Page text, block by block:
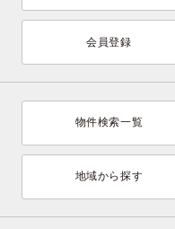
会員登録
物件検索一覧
地域から探す